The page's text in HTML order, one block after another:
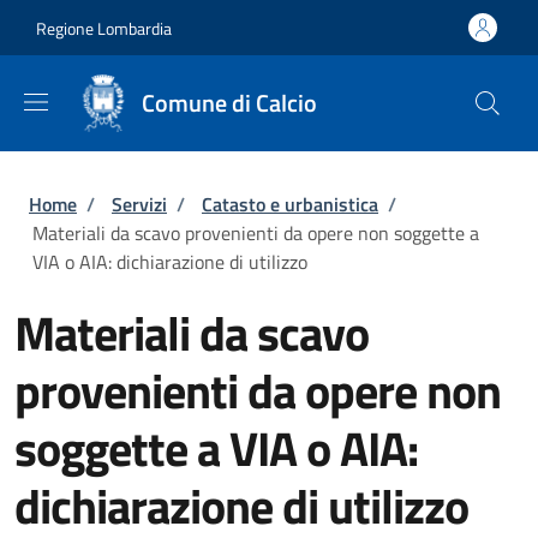
Regione Lombardia
Comune di Calcio
Briciole di pane
Home / Servizi / Catasto e urbanistica /
Materiali da scavo provenienti da opere non soggette a
VIA o AIA: dichiarazione di utilizzo
Materiali da scavo
provenienti da opere non
soggette a VIA o AIA:
dichiarazione di utilizzo